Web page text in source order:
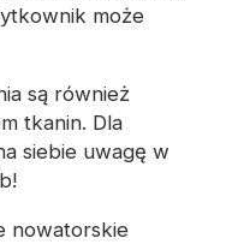
może
są również
tkanin. Dla
siebie uwagę w
nowatorskie